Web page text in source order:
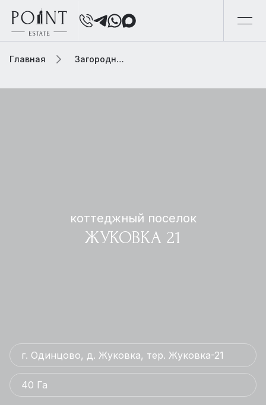
Главная Загородная элитная недвижимость
коттеджный поселок
ЖУКОВКА 21
г. Одинцово, д. Жуковка, тер. Жуковка-21
40 Га